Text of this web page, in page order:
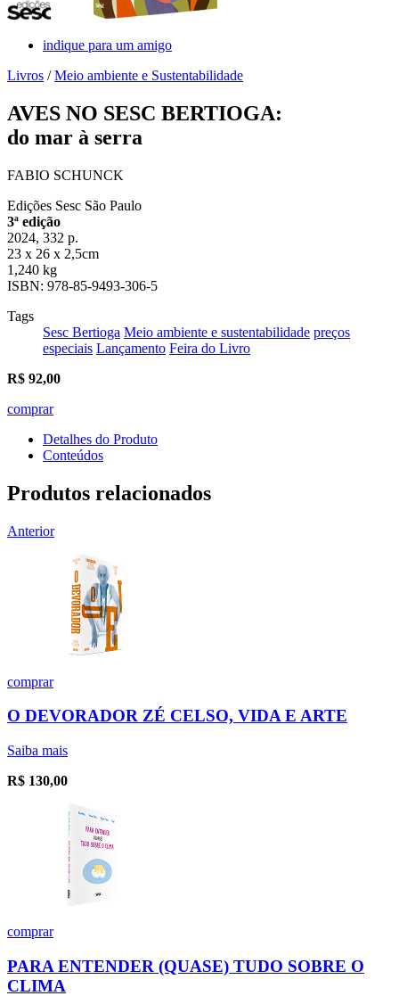
indique para um amigo
Livros /Meio ambiente e Sustentabilidade
AVES NO SESC BERTIOGA:
do mar à serra
FABIO SCHUNCK
Edições Sesc São Paulo
3ª edição
2024, 332 p.
23 x 26 x 2,5cm
1,240 kg
ISBN: 978-85-9493-306-5
Tags
Sesc Bertioga Meio ambiente e sustentabilidade preços
especiais Lançamento Feira do Livro
R$ 92,00
comprar
Detalhes do Produto
Conteúdos
Produtos relacionados
Anterior
comprar
O DEVORADOR ZÉ CELSO, VIDA E ARTE
Saiba mais
R$ 130,00
comprar
PARA ENTENDER (QUASE) TUDO SOBRE O
CLIMA